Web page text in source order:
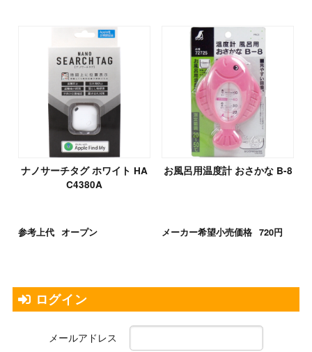
ナノサーチタグ ホワイト HA
C4380A
参考上代 オープン
お風呂用温度計 おさかな B-8
メーカー希望小売価格 720円
ログイン
メールアドレス